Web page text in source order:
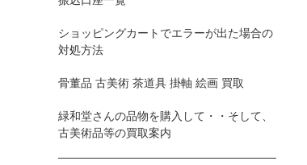
ショッピングカートでエラーが出た場合の
対処方法
骨董品 古美術 茶道具 掛軸 絵画 買取
緑和堂さんの品物を購入して・・そして、
古美術品等の買取案内